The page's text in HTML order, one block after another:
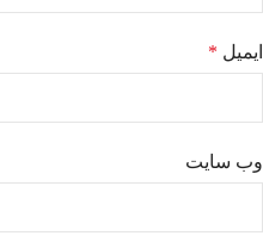
ایمیل *
وب‌ سایت